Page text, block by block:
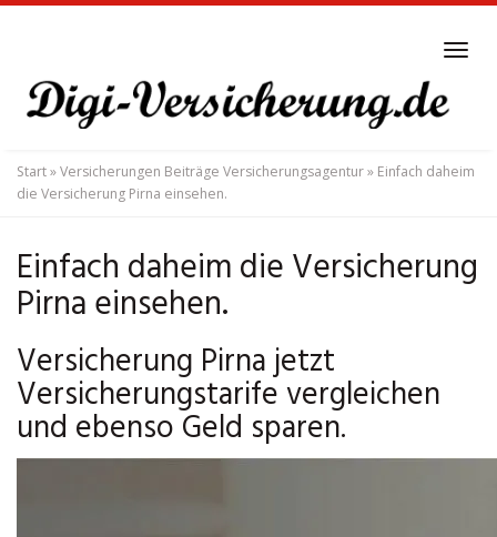
main
content
Start»Versicherungen Beiträge Versicherungsagentur» Einfach daheim
die Versicherung Pirna einsehen.
Einfach daheim die Versicherung
Pirna einsehen.
Versicherung Pirna jetzt
Versicherungstarife vergleichen
und ebenso Geld sparen.